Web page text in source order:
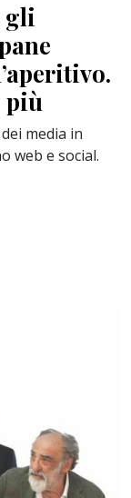
gli
più
media in
web e social.